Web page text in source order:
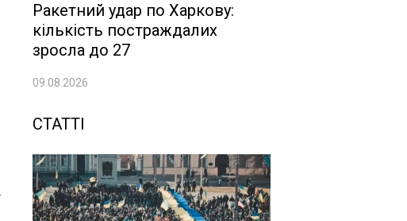
Ракетний удар по Харкову:
кількість постраждалих
зросла до 27
09.08.2026
СТАТТІ